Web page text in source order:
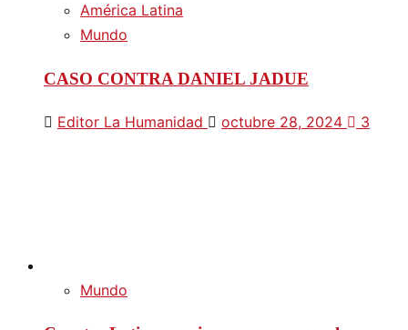
América Latina
Mundo
CASO CONTRA DANIEL JADUE
Editor La Humanidad octubre 28, 2024 3
Mundo